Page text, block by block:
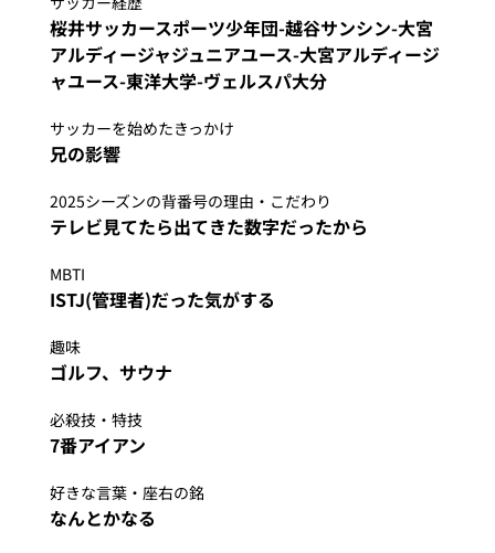
桜井サッカースポーツ少年団-越谷サンシン-大宮
アルディージャジュニアユース-大宮アルディージ
ャユース-東洋大学-ヴェルスパ大分
サッカーを始めたきっかけ
兄の影響
2025シーズンの背番号の理由・こだわり
テレビ見てたら出てきた数字だったから
MBTI
ISTJ(管理者)だった気がする
趣味
ゴルフ、サウナ
必殺技・特技
7番アイアン
好きな言葉・座右の銘
なんとかなる